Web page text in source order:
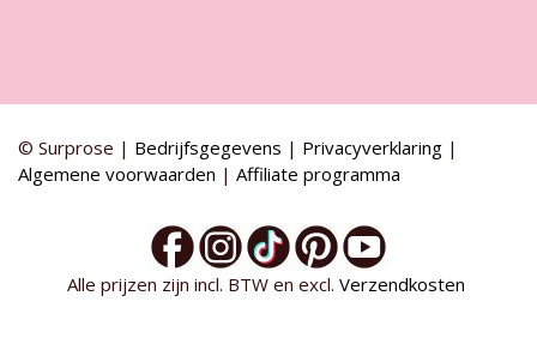
© Surprose | Bedrijfsgegevens | Privacyverklaring |
Algemene voorwaarden | Affiliate programma
Alle prijzen zijn incl. BTW en excl. Verzendkosten